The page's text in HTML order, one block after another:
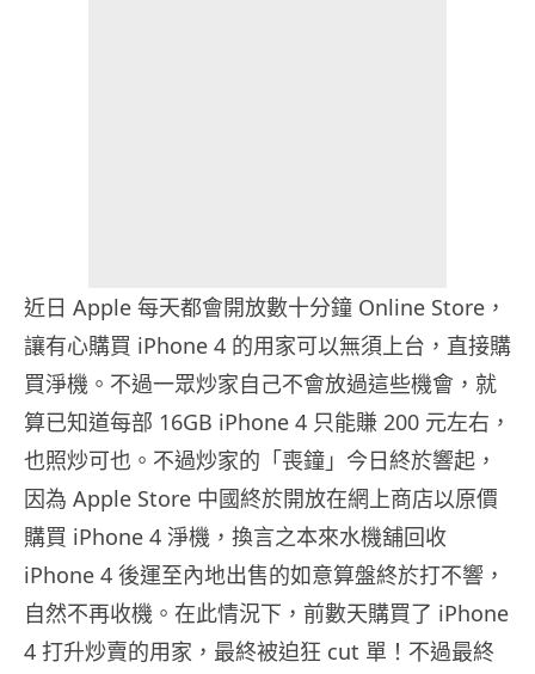
近日 Apple 每天都會開放數十分鐘 Online Store，
讓有心購買 iPhone 4 的用家可以無須上台，直接購
買淨機。不過一眾炒家自己不會放過這些機會，就
算已知道每部 16GB iPhone 4 只能賺 200 元左右，
也照炒可也。不過炒家的「喪鐘」今日終於響起，
因為 Apple Store 中國終於開放在網上商店以原價
購買 iPhone 4 淨機，換言之本來水機舖回收
iPhone 4 後運至內地出售的如意算盤終於打不響，
自然不再收機。在此情況下，前數天購買了 iPhone
4 打升炒賣的用家，最終被迫狂 cut 單！不過最終